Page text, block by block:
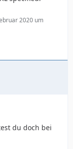
2020 um
du doch bei